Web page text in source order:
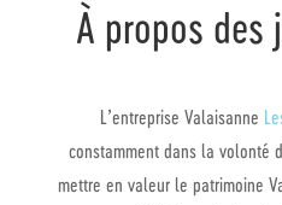
À propos des
L’entreprise Valaisanne
constamment dans la volonté
mettre en valeur le patrimoine